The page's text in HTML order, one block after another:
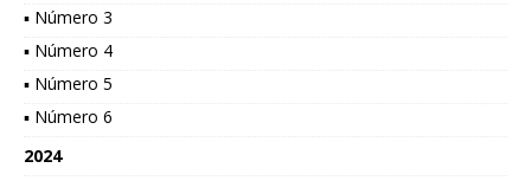
▪ Número 3
▪ Número 4
▪ Número 5
▪ Número 6
2024